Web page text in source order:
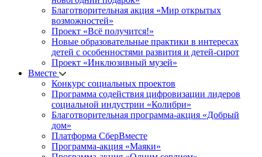
Благотворительная акция «Мир открытых
возможностей»
Проект «Всё получится!»
Новые образовательные практики в интересах
детей с особенностями развития и детей-сирот
Проект «Инклюзивный музей»
Вместе
Конкурс социальных проектов
Программа содействия цифровизации лидеров
социальной индустрии «Колибри»
Благотворительная программа-акция «Добрый
дом»
Платформа СберВместе
Программа-акция «Маяки»